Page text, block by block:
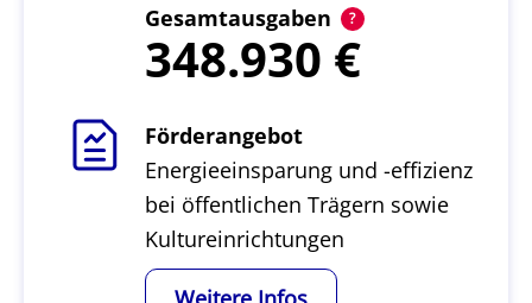
Gesamtausgaben
348.930
Förderangebot
Energieeinsparung und -effizienz
bei öffentlichen Trägern sowie
Kultureinrichtungen